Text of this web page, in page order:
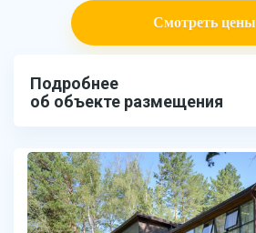
Смотреть цены
Подробнее
об объекте размещения